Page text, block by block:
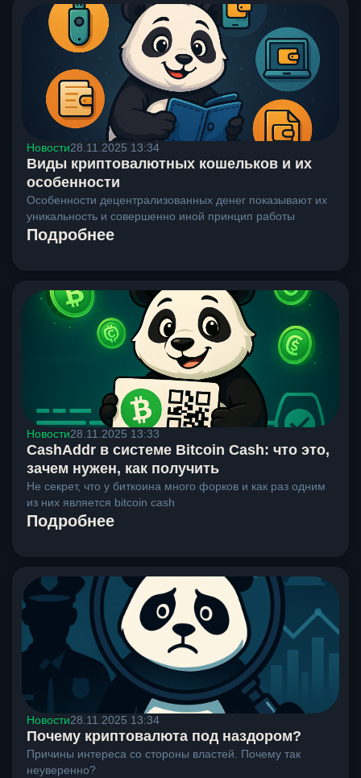
Новости28.11.2025 13:34
Виды криптовалютных кошельков и их
особенности
Особенности децентрализованных денег показывают их
уникальность и совершенно иной принцип работы
Подробнее
Новости28.11.2025 13:33
CashAddr в системе Bitcoin Cash: что это,
зачем нужен, как получить
Не секрет, что у биткоина много форков и как раз одним
из них является bitcoin cash
Подробнее
Новости28.11.2025 13:34
Почему криптовалюта под наздором?
Причины интереса со стороны властей. Почему так
неуверенно?